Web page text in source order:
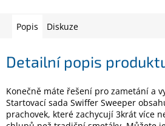
Počítače
Domácnost
Popis Diskuze
Detailní popis
Konečně máte řešení pro zametání a
Startovací sada Swiffer Sweeper
prachovek, které zachycují 3krát více